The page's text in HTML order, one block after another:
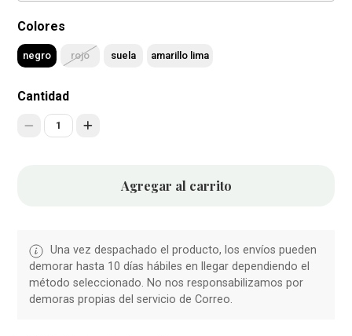
Colores
negro rojo suela amarillo lima
Cantidad
1
Agregar al carrito
Una vez despachado el producto, los envíos pueden
demorar hasta 10 días hábiles en llegar dependiendo el
método seleccionado. No nos responsabilizamos por
demoras propias del servicio de Correo.